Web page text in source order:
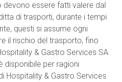
essere fatti valere dal
di trasporti, durante i tempi
questi si assume ogni
il rischio del trasporto, fino
& Gastro Services SA.
disponibile per ragioni
Hospitality & Gastro Services